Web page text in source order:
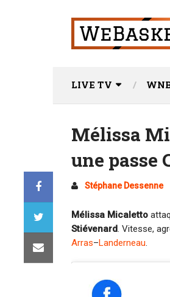
LIVE TV
Mélissa
une passe
Stéphane Dessenne
Mélissa Micaletto
Stiévenard. Vitesse,
Arras–Landerneau.